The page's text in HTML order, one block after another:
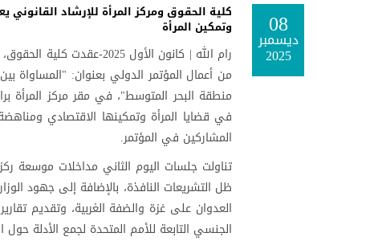
08
ديسمبر
2025
كلية الحقوق ومركز المرأة للإرشاد
وتمكين المرأة
رام الله | كانون الأول
من أعمال المؤتمر الدولي بعنوان: "المساواة
منطقة البحر المتوسط"، في مقر مركز المرأة
في قضايا المرأة وتمكينها الاقتصادي
المشاركين في المؤتمر.
تناولت جلسات اليوم الثاني مداخلات موسعة
ظل التشريعات النافذة، بالإضافة إلى جهود
العدوان على غزة والضفة الغربية، وتقديم
الجنسي التابعة للأمم المتحدة لجمع الأدلة حول